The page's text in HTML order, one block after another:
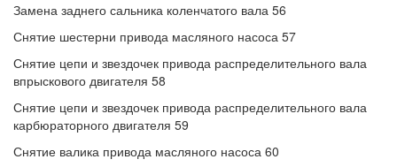
Замена заднего сальника коленчатого вала 56
Снятие шестерни привода масляного насоса 57
Снятие цепи и звездочек привода распределительного вала
впрыскового двигателя 58
Снятие цепи и звездочек привода распределительного вала
карбюраторного двигателя 59
Снятие валика привода масляного насоса 60